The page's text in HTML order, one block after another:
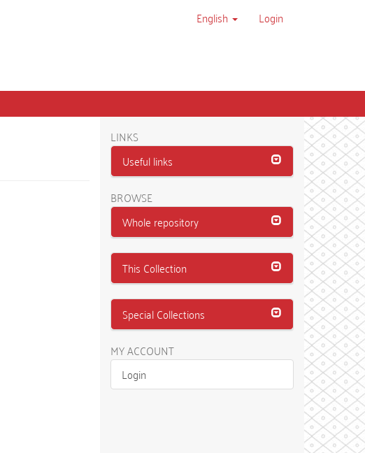
English Login
LINKS
Useful links
BROWSE
Whole repository
This Collection
Special Collections
MY ACCOUNT
Login